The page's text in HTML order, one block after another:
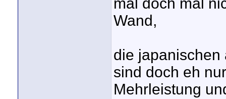
mal doch mal
Wand,
die japanischen
sind doch eh
Mehrleistung